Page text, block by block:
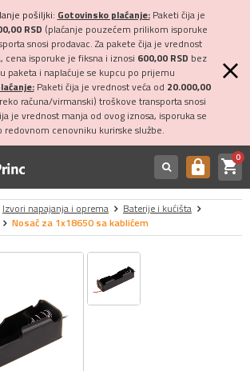
pošiljki: Gotovinsko plaćanje:Paketi čija je
RSD (plaćanje pouzećem prilikom isporuke
snosi prodavac. Za pakete čija je vrednost
cena isporuke je fiksna i iznosi 600,00 RSD bez
paketa i naplaćuje se kupcu po prijemu
Paketi čija je vrednost veća od 20.000,00
računa/virmanski) troškove transporta snosi
je vrednost manja od ovog iznosa, isporuka se
redovnom cenovniku kurirske službe.
https shopping_cart0
Izvori napajanja i oprema
Baterije i kućišta
Nosač za 1x18650 sa kablićem